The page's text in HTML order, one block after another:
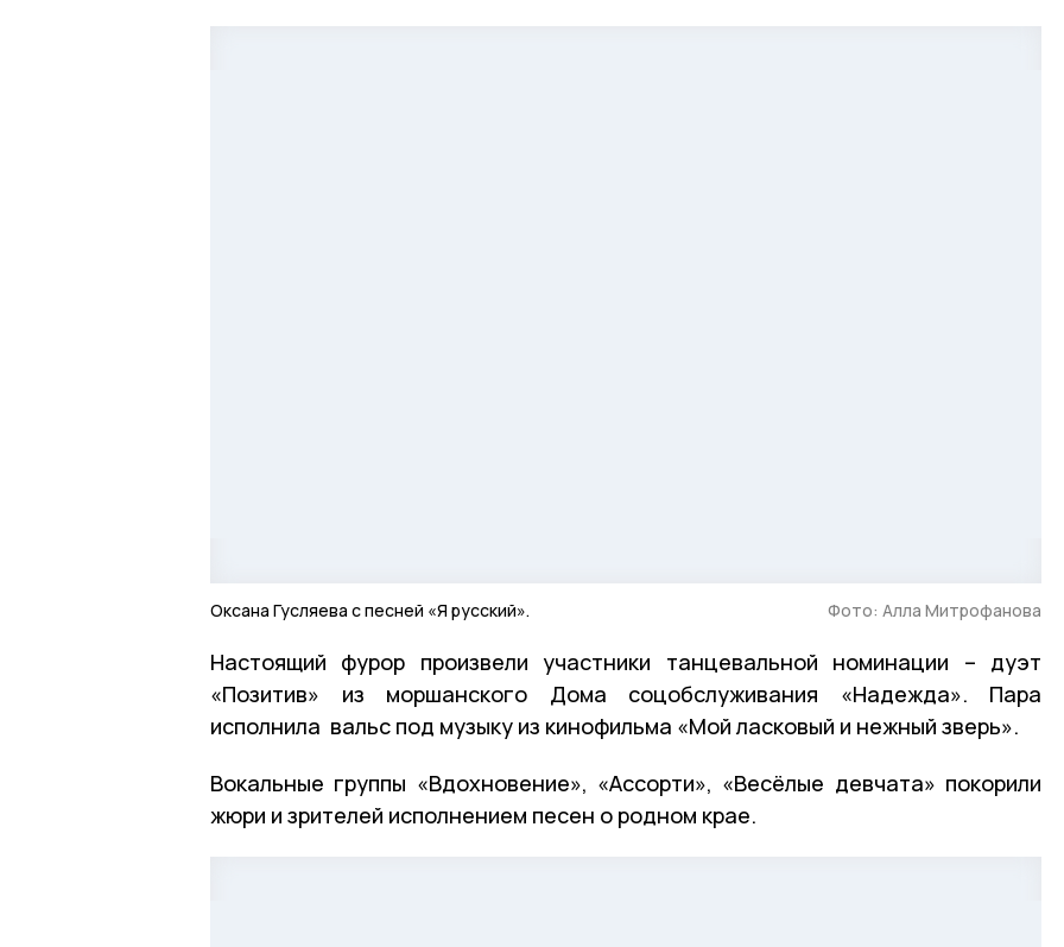
Оксана Гусляева с песней «Я русский». Фото: Алла Митрофанова
Настоящий фурор произвели участники танцевальной номинации – дуэт
«Позитив» из моршанского Дома соцобслуживания «Надежда». Пара
исполнила вальс под музыку из кинофильма «Мой ласковый и нежный зверь».
Вокальные группы «Вдохновение», «Ассорти», «Весёлые девчата» покорили
жюри и зрителей исполнением песен о родном крае.